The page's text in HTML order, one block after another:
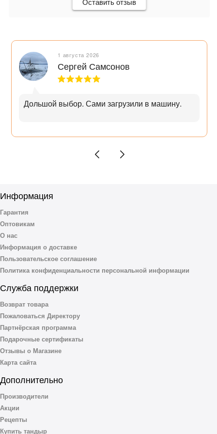
1 августа 2026
Сергей Самсонов
Дольшой выбор. Сами загрузили в машину.
Информация
Гарантия
Оптовикам
О нас
Информация о доставке
Пользовательское соглашение
Политика конфиденциальности персональной информации
Служба поддержки
Возврат товара
Пожаловаться Директору
Партнёрская программа
Подарочные сертификаты
Отзывы о Магазине
Карта сайта
Дополнительно
Производители
Акции
Рецепты
Купить тандыр